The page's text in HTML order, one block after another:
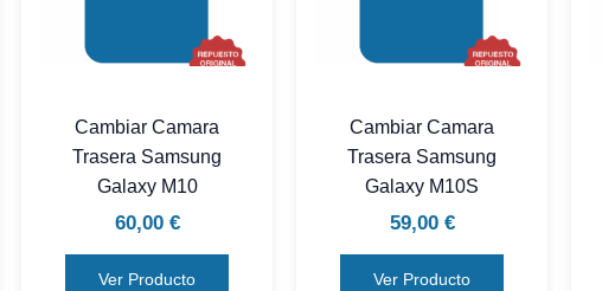
Cambiar Camara
Trasera Samsung
Galaxy M10
60,00 €
Ver Producto
Cambiar Camara
Trasera Samsung
Galaxy M10S
59,00 €
Ver Producto